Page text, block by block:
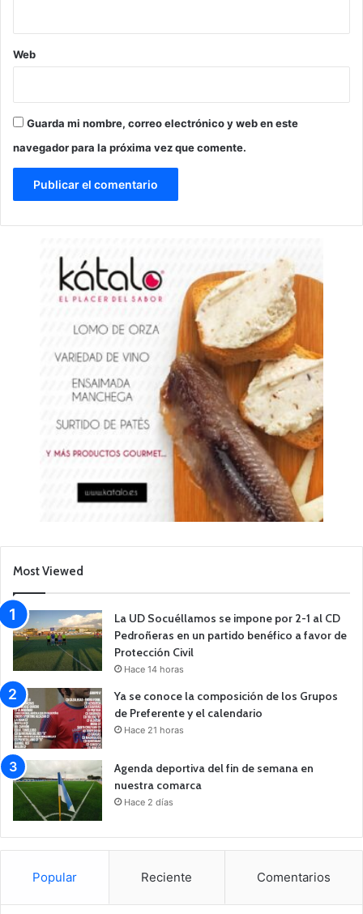
Web
Guarda mi nombre, correo electrónico y web en este
navegador para la próxima vez que comente.
Most Viewed
La UD Socuéllamos se impone por 2-1 al CD
Pedroñeras en un partido benéfico a favor de
Protección Civil
Hace 14 horas
Ya se conoce la composición de los Grupos
de Preferente y el calendario
Hace 21 horas
Agenda deportiva del fin de semana en
nuestra comarca
Hace 2 días
Popular Reciente Comentarios